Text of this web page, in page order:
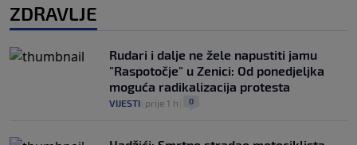
ZDRAVLJE
Rudari i dalje ne žele napustiti jamu
"Raspotočje" u Zenici: Od ponedjeljka
moguća radikalizacija protesta
VIJESTI prije 1 h 0